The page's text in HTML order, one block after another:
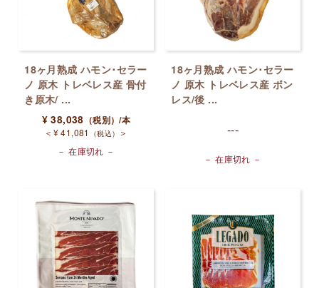
18ヶ月熟成 ハモン･セラー
ノ 原木 トレベレス産 骨付
き原木/ ...
¥ 38,038 （税別）/本
＜ ¥41,081 （税込） ＞
－ 在庫切れ －
18ヶ月熟成 ハモン･セラー
ノ 原木 トレベレス産 ボン
レス/後 ...
---
－ 在庫切れ －